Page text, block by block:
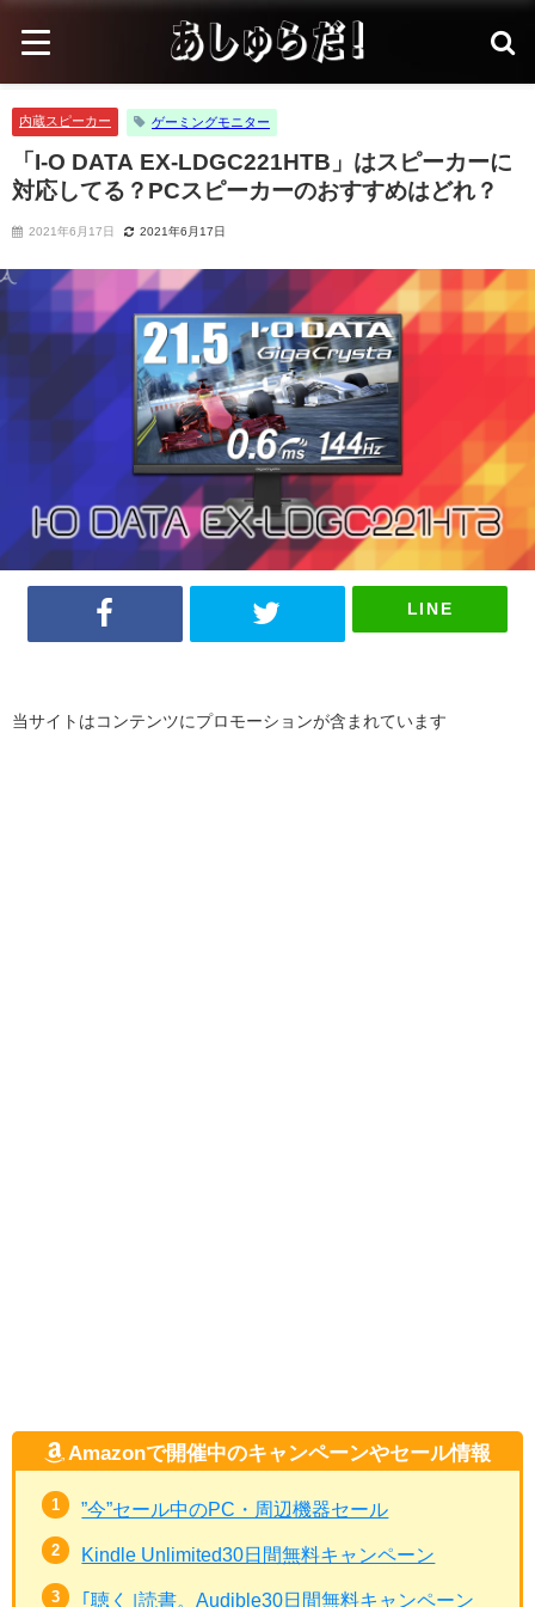
内蔵スピーカー ゲーミングモニター
「I-O DATA EX-LDGC221HTB」はスピーカーに
対応してる？PCスピーカーのおすすめはどれ？
2021年6月17日 2021年6月17日
LINE
当サイトはコンテンツにプロモーションが含まれています
Amazonで開催中のキャンペーンやセール情報
”今”セール中のPC・周辺機器セール
Kindle Unlimited30日間無料キャンペーン
｢聴く｣読書。Audible30日間無料キャンペーン